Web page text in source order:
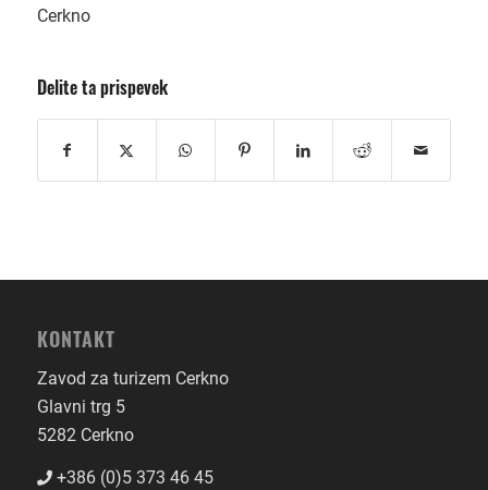
Cerkno
Delite ta prispevek
KONTAKT
Zavod za turizem Cerkno
Glavni trg 5
5282 Cerkno
+386 (0)5 373 46 45